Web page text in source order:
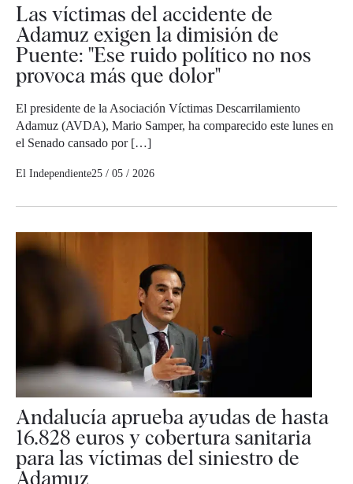
Las víctimas del accidente de
Adamuz exigen la dimisión de
Puente: "Ese ruido político no nos
provoca más que dolor"
El presidente de la Asociación Víctimas Descarrilamiento
Adamuz (AVDA), Mario Samper, ha comparecido este lunes en
el Senado cansado por […]
El Independiente25 / 05 / 2026
Andalucía aprueba ayudas de hasta
16.828 euros y cobertura sanitaria
para las víctimas del siniestro de
Adamuz